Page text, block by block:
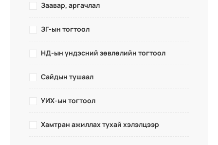
Заавар, аргачлал
ЗГ-ын тогтоол
НД-ын үндэсний зөвлөлийн тогтоол
Сайдын тушаал
УИХ-ын тогтоол
Хамтран ажиллах тухай хэлэлцээр